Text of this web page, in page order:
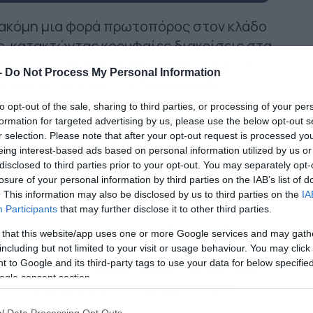
Do Not Process My Personal Information
opt-out of the sale, sharing to third parties, or processing of your
for targeted advertising by us, please use the below opt-out
selection. Please note that after your opt-out request is processed
interest-based ads based on personal information utilized by us
to third parties prior to your opt-out. You may separately
of your personal information by third parties on the IAB’s list of
This information may also be disclosed by us to third parties on the
Participants that may further disclose it to other third parties.
that this website/app uses one or more Google services and may
but not limited to your visit or usage behaviour. You may
to Google and its third-party tags to use your data for below
consent section.
μια φορά πρωτοπόρος στον κλάδο
κατακτώντας κορυφαίες διακρίσεις στα
2025, τον θεσμό που αναδεικνύει την
και της Οικονομικής
του ΟΠΑΠ απέσπασε δύο Gold
την εστίασή της στην
στην οικονομική διεύθυνση κα τις
την Τρίτη 4 Μαρτίου
βραβείο στην κατηγορία «Credit
στρατηγικές διαχείρισης πιστωτικού
αξιολόγησης που αξιοποιεί η